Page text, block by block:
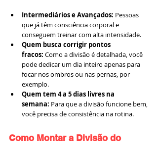
Intermediários e Avançados: Pessoas
que já têm consciência corporal e
conseguem treinar com alta intensidade.
Quem busca corrigir pontos
fracos: Como a divisão é detalhada, você
pode dedicar um dia inteiro apenas para
focar nos ombros ou nas pernas, por
exemplo.
Quem tem 4 a 5 dias livres na
semana: Para que a divisão funcione bem,
você precisa de consistência na rotina.
Como Montar a Divisão do